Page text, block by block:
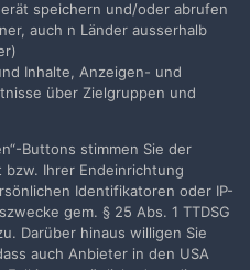
durchsuchen:
Datenschutzerklärung
speichern und/oder abrufen
auch n Länder ausserhalb
Inhalte, Anzeigen- und
über Zielgruppen und
Buttons stimmen Sie der
Ihrer Endeinrichtung
Identifikatoren oder IP-
gem. § 25 Abs. 1 TTDSG
Darüber hinaus willigen Sie
auch Anbieter in den USA